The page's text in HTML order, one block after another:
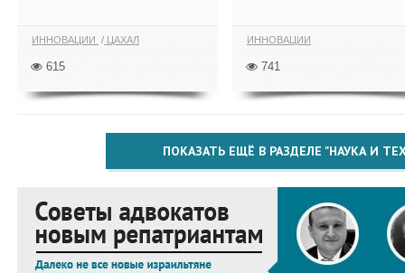
ИННОВАЦИИ ЦАХАЛ
615
ИННОВАЦИИ
741
ПОКАЗАТЬ ЕЩЁ В РАЗДЕЛЕ "НАУКА И